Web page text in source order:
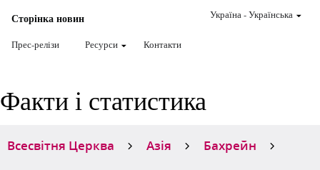
Сторінка новин
Прес-релізи Ресурси Контакти
Україна-Українська
Факти і статистика
Всесвітня Церква Азія Бахрейн